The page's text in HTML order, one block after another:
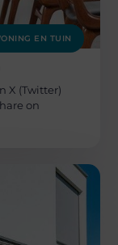
EN TUIN
X (Twitter)
on